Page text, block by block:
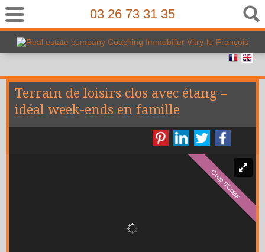
03 26 73 31 35
Terrain de loisirs clos avec étang –
idéal week-ends en famille
Coup d'Cœur